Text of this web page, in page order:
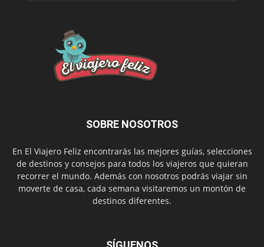
SOBRE NOSOTROS
En El Viajero Feliz encontrarás las mejores guías, selecciones
de destinos y consejos para todos los viajeros que quieran
recorrer el mundo. Además con nosotros podrás viajar sin
moverte de casa, cada semana visitaremos un montón de
destinos diferentes.